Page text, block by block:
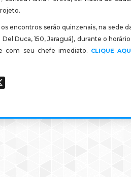
os encontros serão quinzenais, na sede
Del Duca, 150, Jaraguá), durante o
com seu chefe imediato. CLIQUE